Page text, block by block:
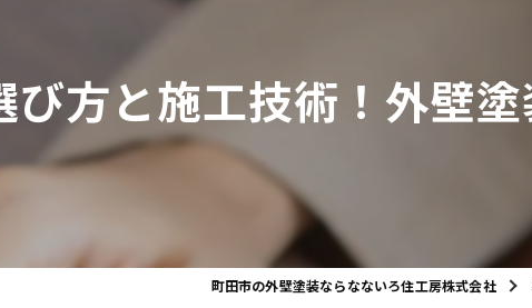
び方と施工技術！外壁
町田市の外壁塗装ならなないろ住工房株式会社